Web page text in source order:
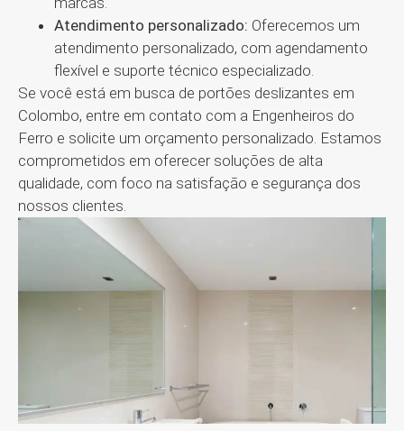
Atendimento personalizado: Oferecemos um
atendimento personalizado, com agendamento
flexível e suporte técnico especializado.
Se você está em busca de portões deslizantes em
Colombo, entre em contato com a Engenheiros do
Ferro e solicite um orçamento personalizado. Estamos
comprometidos em oferecer soluções de alta
qualidade, com foco na satisfação e segurança dos
nossos clientes.